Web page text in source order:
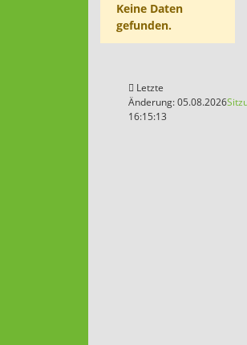
Keine Daten
gefunden.
Letzte
Änderung: 05.08.2026
16:15:13